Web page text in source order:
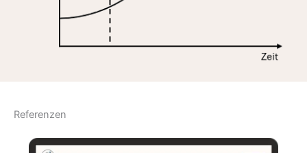
Referenzen